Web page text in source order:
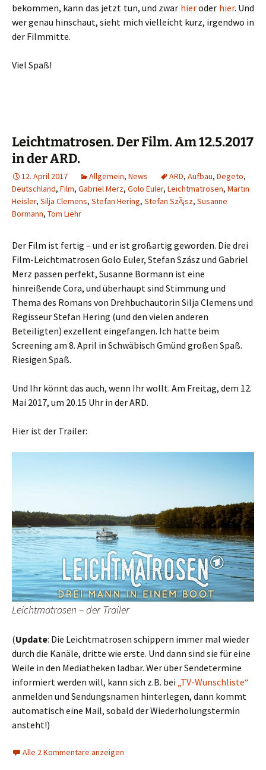
bekommen, kann das jetzt tun, und zwar hieroder hier. Und
wer genau hinschaut, sieht mich vielleicht kurz, irgendwo in
der Filmmitte.
Viel Spaß!
Leichtmatrosen. Der Film. Am 12.5.2017
in der ARD.
12. April 2017 Allgemein, News ARD, Aufbau, Degeto,
Deutschland, Film, Gabriel Merz, Golo Euler, Leichtmatrosen, Martin
Heisler, Silja Clemens, Stefan Hering, Stefan SzÃ¡sz, Susanne
Bormann, Tom Liehr
Der Film ist fertig – und er ist großartig geworden. Die drei
Film-Leichtmatrosen Golo Euler, Stefan Szász und Gabriel
Merz passen perfekt, Susanne Bormann ist eine
hinreißende Cora, und überhaupt sind Stimmung und
Thema des Romans von Drehbuchautorin Silja Clemens und
Regisseur Stefan Hering (und den vielen anderen
Beteiligten) exzellent eingefangen. Ich hatte beim
Screening am 8. April in Schwäbisch Gmünd großen Spaß.
Riesigen Spaß.
Und Ihr könnt das auch, wenn Ihr wollt. Am Freitag, dem 12.
Mai 2017, um 20.15 Uhr in der ARD.
Hier ist der Trailer:
Leichtmatrosen – der Trailer
(Update: Die Leichtmatrosen schippern immer mal wieder
durch die Kanäle, dritte wie erste. Und dann sind sie für eine
Weile in den Mediatheken ladbar. Wer über Sendetermine
informiert werden will, kann sich z.B. bei „TV-Wunschliste“
anmelden und Sendungsnamen hinterlegen, dann kommt
automatisch eine Mail, sobald der Wiederholungstermin
ansteht!)
Alle 2 Kommentare anzeigen